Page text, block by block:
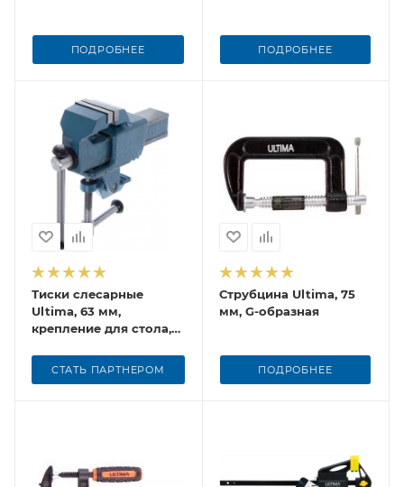
ПОДРОБНЕЕ ПОДРОБНЕЕ
Тиски слесарные
Ultima, 63 мм,
крепление для стола,
СТАТЬ ПАРТНЕРОМ
Струбцина Ultima, 75
мм, G-образная
ПОДРОБНЕЕ